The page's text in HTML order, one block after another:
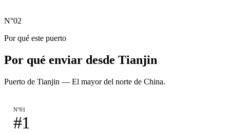
N°02
Por qué este puerto
Por qué enviar desde Tianjin
Puerto de Tianjin — El mayor del norte de China.
N°01
#1